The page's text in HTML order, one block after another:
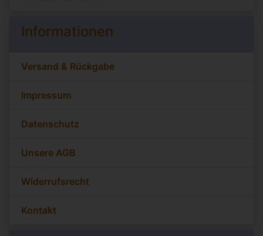
Informationen
Versand & Rückgabe
Impressum
Datenschutz
Unsere AGB
Widerrufsrecht
Kontakt